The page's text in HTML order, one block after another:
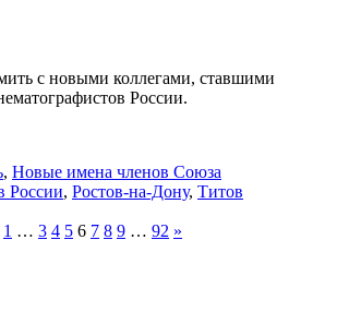
с новыми коллегами, ставшими
России.
, Новые имена членов Союза
России, Ростов-на-Дону, Титов
1 … 3 4 5 6 7 8 9 … 92 »